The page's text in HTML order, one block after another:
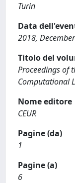
Turin
Data
2018, December
Titolo del
Proceedings of
Computational
Nome editore
CEUR
Pagine (da)
1
Pagine (a)
6